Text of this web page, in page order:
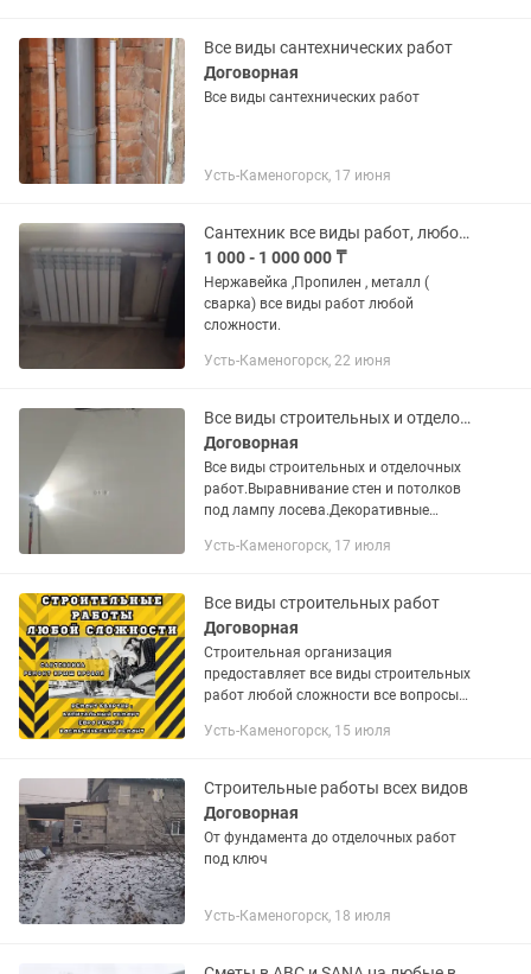
Все виды сантехнических работ
Договорная
Все виды сантехнических работ
Усть-Каменогорск, 17 июня
Сантехник все виды работ, любой сложности. Сварка.
1 000 - 1 000 000 ₸
Нержавейка ,Пропилен , металл (
сварка) все виды работ любой
сложности.
Усть-Каменогорск, 22 июня
Все виды строительных и отделочных работ!
Договорная
Все виды строительных и отделочных
работ.Выравнивание стен и потолков
под лампу лосева.Декоративные
безвоздушным
лы под ключ.Электрика,...
Усть-Каменогорск, 17 июля
Все виды строительных работ
Договорная
Строительная организация
предоставляет все виды строительных
работ любой сложности все вопросы
отделочные работы,кровельные
Усть-Каменогорск, 15 июля
Строительные работы всех видов
Договорная
От фундамента до отделочных работ
под ключ
Усть-Каменогорск, 18 июля